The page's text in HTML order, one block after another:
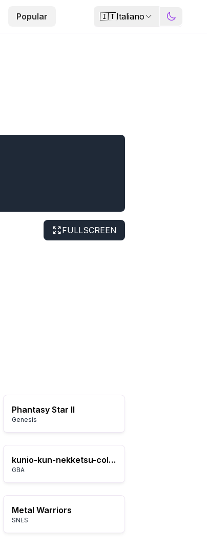
Popular 🇮🇹Italiano
FULLSCREEN
Phantasy Star II
Genesis
kunio-kun-nekketsu-collection-2
GBA
Metal Warriors
SNES